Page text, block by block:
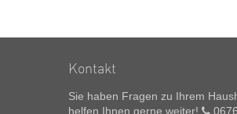
Kontakt
Sie haben Fragen zu Ihrem
helfen Ihnen gerne weiter!